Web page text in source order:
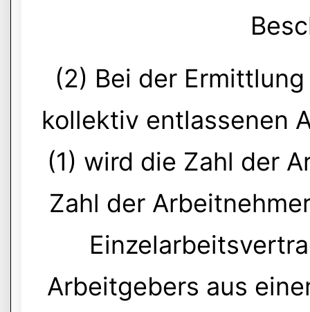
(2) Bei der
kollektiv entlassenen
(1) wird die Zahl der
Zahl der
Arbeitgebers aus